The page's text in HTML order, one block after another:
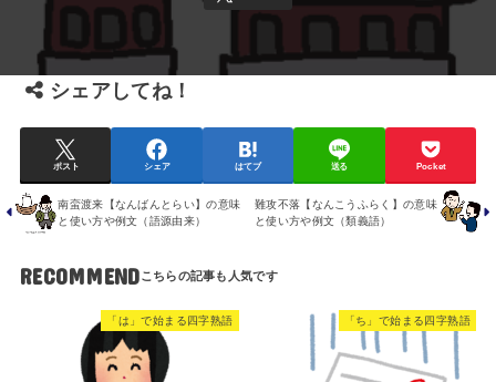
シェアしてね！
ポスト シェア はてブ 送る Pocket
南蛮渡来【なんばんとらい】の意味
と使い方や例文（語源由来）
難攻不落【なんこうふらく】の意味
と使い方や例文（類義語）
RECOMMEND
「は」で始まる四字熟語 「ち」で始まる四字熟語